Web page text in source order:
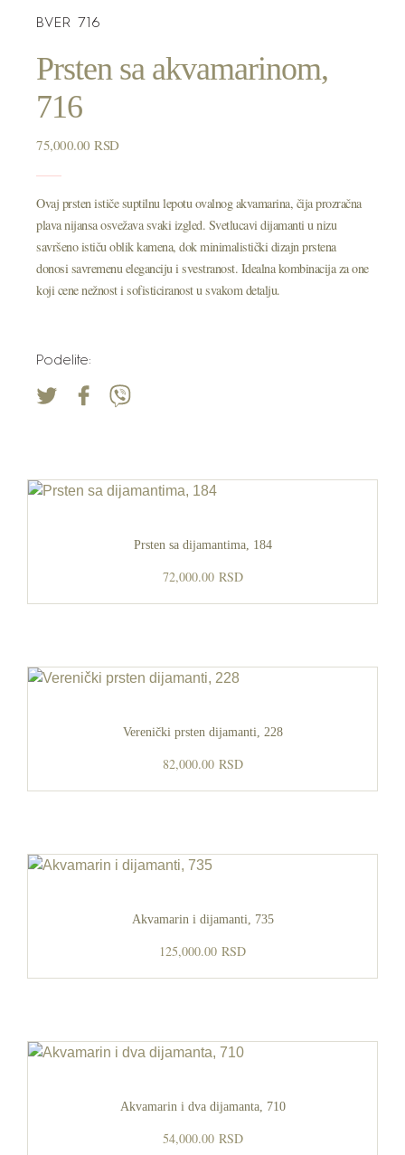
BVER 716
Prsten sa akvamarinom,
716
75,000.00 RSD
Ovaj prsten ističe suptilnu lepotu ovalnog akvamarina, čija prozračna
plava nijansa osvežava svaki izgled. Svetlucavi dijamanti u nizu
savršeno ističu oblik kamena, dok minimalistički dizajn prstena
donosi savremenu eleganciju i svestranost. Idealna kombinacija za one
koji cene nežnost i sofisticiranost u svakom detalju.
Podelite:
Prsten sa dijamantima, 184
72,000.00 RSD
Verenički prsten dijamanti, 228
82,000.00 RSD
Akvamarin i dijamanti, 735
125,000.00 RSD
Akvamarin i dva dijamanta, 710
54,000.00 RSD